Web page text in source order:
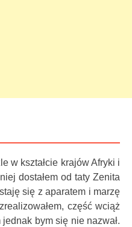
w kształcie krajów Afryki i
dostałem od taty Zenita
się z aparatem i marzę
część wciąż
bym się nie nazwał.